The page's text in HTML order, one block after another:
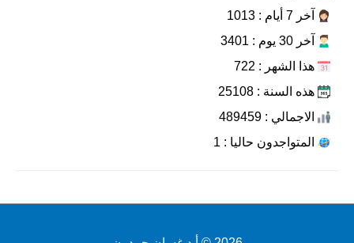
آخر 7 أيام : 1013
آخر 30 يوم : 3401
هذا الشهر : 722
هذه السنة : 25108
الاجمالي : 489459
المتواجدون حاليا : 1